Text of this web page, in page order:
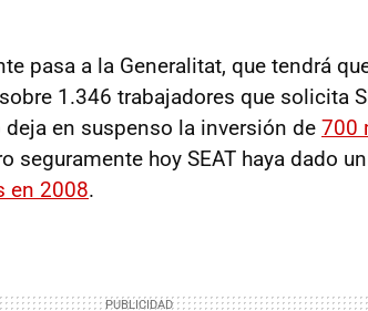
pasa a la Generalitat, que tendrá
1.346 trabajadores que solicita
en suspenso la inversión de 700
seguramente hoy SEAT haya dado
en 2008.